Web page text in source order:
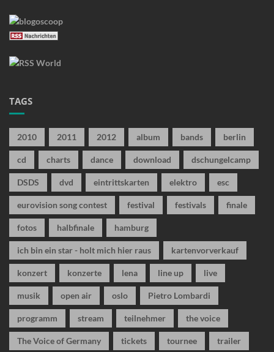
TAGS
2010 2011 2012 album bands berlin
cd charts dance download dschungelcamp
DSDS dvd eintrittskarten elektro esc
eurovision song contest festival festivals finale
fotos halbfinale hamburg
ich bin ein star - holt mich hier raus kartenvorverkauf
konzert konzerte lena line up live
musik open air oslo Pietro Lombardi
programm stream teilnehmer the voice
The Voice of Germany tickets tournee trailer